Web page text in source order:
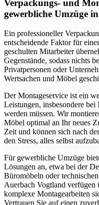
Verpackungs- und
gewerbliche Umzüge
Ein professioneller
entscheidende Faktor für
geschulten Mitarbeiter
Gegenstände, sodass nichts
Privatpersonen oder
Wertsachen und Möbel
Der Montageservice ist ein
Leistungen, insbesondere
werden müssen. Wir
Möbel optimal an Ihr neues
Zeit und können sich nach
den Stress, alles selbst
Für gewerbliche Umzüge
Lösungen an, etwa bei der
Büromöbeln oder
Auerbach Vogtland verfügen
komplexe Montagearbeiten
Vertrauen Sie auf einen